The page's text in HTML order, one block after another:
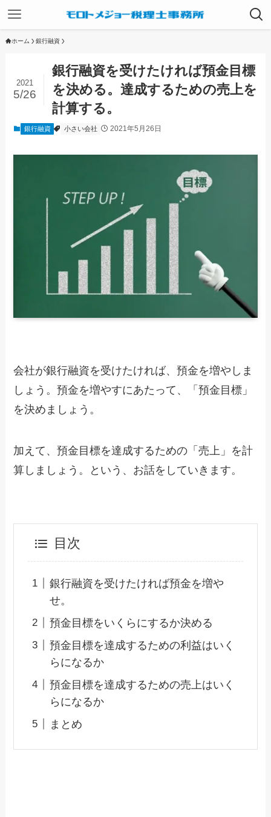
ホーム 銀行融資
銀行融資を受けたければ預金目標
を決める。達成するための売上を
計算する。
2021
5/26
銀行融資 小さい会社 2021年5月26日
会社が銀行融資を受けたければ、預金を増やしま
しょう。預金を増やすにあたって、「預金目標」
を決めましょう。
加えて、預金目標を達成するための「売上」を計
算しましょう。という、お話をしていきます。
目次
銀行融資を受けたければ預金を増や
せ。
預金目標をいくらにするか決める
預金目標を達成するための利益はいく
らになるか
預金目標を達成するための売上はいく
らになるか
まとめ